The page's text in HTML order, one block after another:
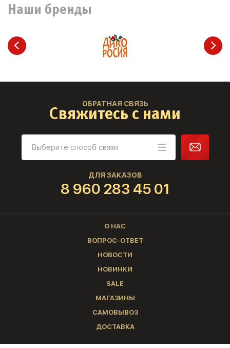
Наши бренды
ОБРАТНАЯ СВЯЗЬ
Свяжитесь с нами
ДЛЯ ЗАКАЗОВ
8 960 283 45 01
О НАС
ВОПРОС-ОТВЕТ
НОВОСТИ
НОВИНКИ
SALE
МАГАЗИНЫ
САМОВЫВОЗ
ДОСТАВКА